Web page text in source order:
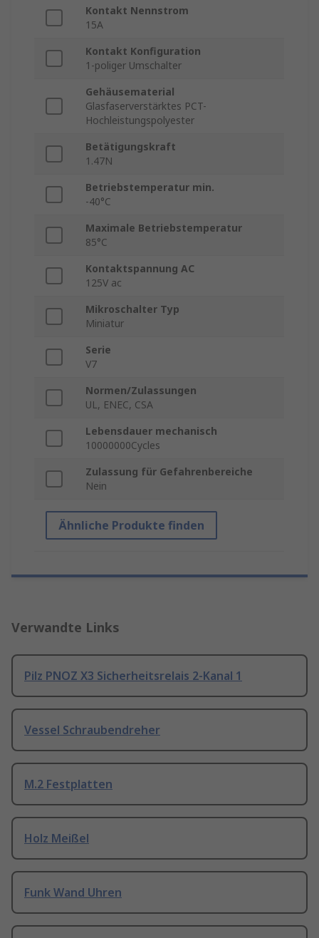
Kontakt Nennstrom
15A
Kontakt Konfiguration
1-poliger Umschalter
Gehäusematerial
Glasfaserverstärktes PCT-
Hochleistungspolyester
Betätigungskraft
1.47N
Betriebstemperatur min.
-40°C
Maximale Betriebstemperatur
85°C
Kontaktspannung AC
125V ac
Mikroschalter Typ
Miniatur
Serie
V7
Normen/Zulassungen
UL, ENEC, CSA
Lebensdauer mechanisch
10000000Cycles
Zulassung für Gefahrenbereiche
Nein
Ähnliche Produkte finden
Verwandte Links
Pilz PNOZ X3 Sicherheitsrelais 2-Kanal 1
Vessel Schraubendreher
M.2 Festplatten
Holz Meißel
Funk Wand Uhren